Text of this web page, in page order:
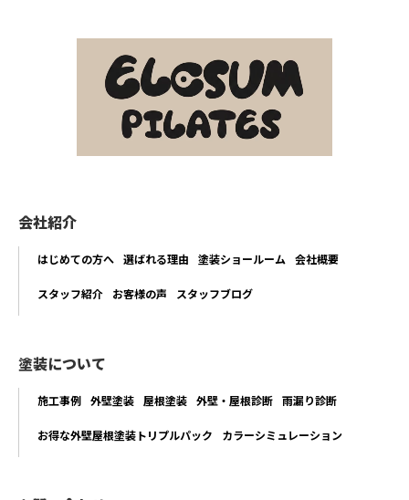
会社紹介
はじめての方へ 選ばれる理由 塗装ショールーム 会社概要
スタッフ紹介 お客様の声 スタッフブログ
塗装について
施工事例 外壁塗装 屋根塗装 外壁・屋根診断 雨漏り診断
お得な外壁屋根塗装トリプルパック カラーシミュレーション